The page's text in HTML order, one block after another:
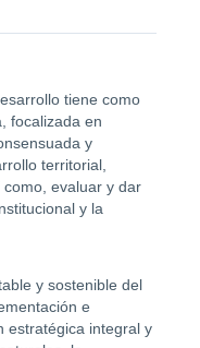
tiene como
focalizada en
y
territorial,
evaluar y dar
y la
y sostenible del
e
estratégica integral y